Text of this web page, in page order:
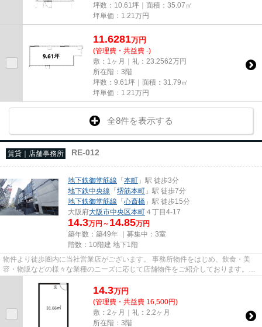
坪数：10.61坪｜面積：35.07㎡
坪単価： 1.21 万円
11.6281万円
(管理費・共益費 -)
敷：1ヶ月｜礼：23.2562万円
所在階：3階
坪数：9.61坪｜面積：31.79㎡
坪単価： 1.21 万円
全8件を表示する
賃貸｜店舗事務所 RE-012
地下鉄御堂筋線 「本町 」駅 徒歩3分
地下鉄中央線 「堺筋本町 」駅 徒歩7分
地下鉄御堂筋線 「心斎橋 」駅 徒歩15分
大阪府大阪市中央区本町 ４丁目4-17
14.3万円～ 14.85万円
築年数：築49年 ｜募集中： 3室
階数：10階建 地下1階
物件より徒歩圏内に当社営業店がございます。 事務所物件をはじめ、飲食・美
容・物販などの様々な業種のニーズに応じて店舗物件をご紹介しております。
尚、弊社ではおとり広告は一切...
14.3万円
(管理費・共益費 16,500円)
敷：2ヶ月｜礼：2.2ヶ月
所在階：3階